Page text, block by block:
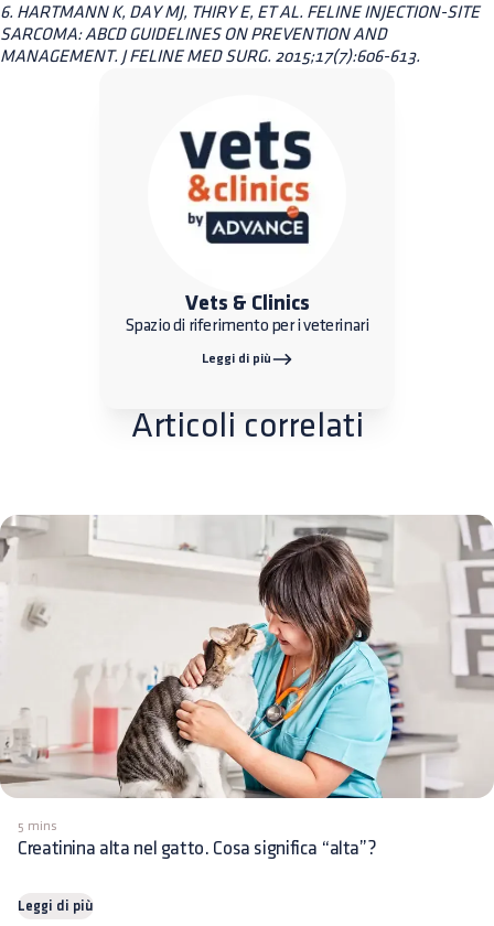
6. HARTMANN K, DAY MJ, THIRY E, ET AL. FELINE INJECTION-SITE
SARCOMA: ABCD GUIDELINES ON PREVENTION AND
MANAGEMENT. J FELINE MED SURG. 2015;17(7):606-613.
Vets & Clinics
Spazio di riferimento per i veterinari
Leggi di più
Articoli correlati
5 mins
Creatinina alta nel gatto. Cosa significa “alta”?
Leggi di più